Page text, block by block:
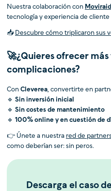
Nuestra colaboración con
tecnología y experiencia de cliente
📥 Descubre cómo triplicaron sus
🚀¿Quieres ofrecer
complicaciones?
Con Cleverea, convertirte en
🔹 Sin inversión inicial
🔹 Sin costes de mantenimiento
🔹 100% online y en cuestión de
👉 Únete a nuestra red de
como deberían ser: sin peros.
Descarga el caso